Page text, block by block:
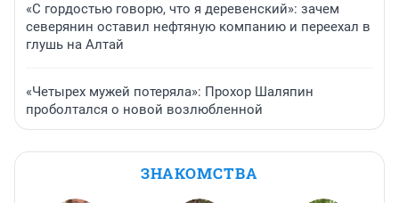
«С гордостью говорю, что я деревенский»: зачем
северянин оставил нефтяную компанию и переехал в
глушь на Алтай
«Четырех мужей потеряла»: Прохор Шаляпин
проболтался о новой возлюбленной
ЗНАКОМСТВА